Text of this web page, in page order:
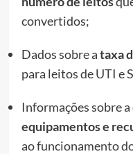
convertidos;
Dados sobre ataxa
para leitos de UTI e
Informações sobre a
equipamentos e
ao funcionamento